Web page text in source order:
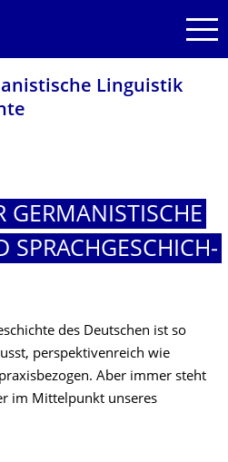
Linguistik
GERMANISTISCHE
SPRACHGESCHICH­
des Deutschen ist so
perspektivenreich wie
Aber immer steht
im Mittelpunkt unseres